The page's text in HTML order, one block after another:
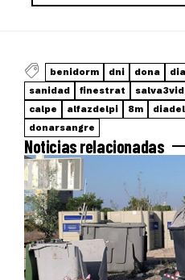
benidorm dni dona
sanidad
finestrat
calpe
alfazdelpi 8m
donarsangre
Noticias relacionadas